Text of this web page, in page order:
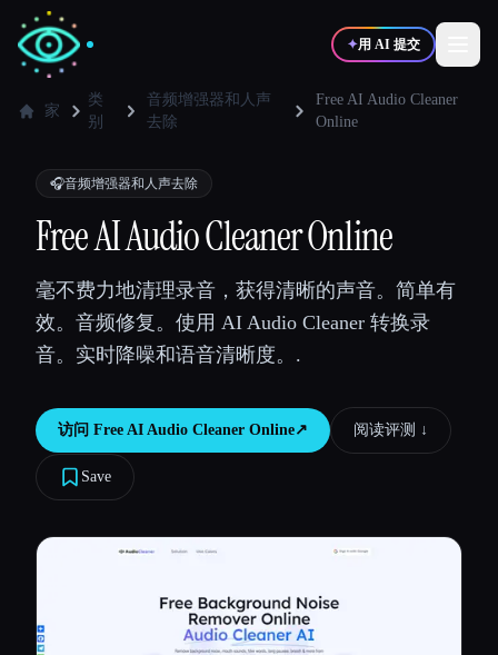
✦用 AI 提交
💻开发者 📈营销
🎓 学生 🎬 创作者
博客
比较工具
所有分类
家
类
别
音频增强器和人声
去除
Free AI Audio Cleaner
Online
🎧音频增强器和人声去除
Free AI Audio Cleaner Online
毫不费力地清理录音，获得清晰的声音。简单有
效。音频修复。使用 AI Audio Cleaner 转换录
音。实时降噪和语音清晰度。.
访问 Free AI Audio Cleaner Online↗︎ 阅读评测 ↓︎
Save